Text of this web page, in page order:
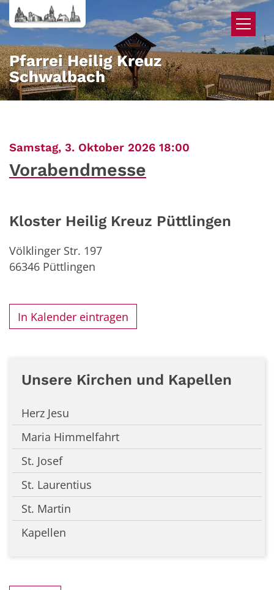
Zum Inhalt springen
Pfarrei Heilig Kreuz
Schwalbach
Samstag, 3. Oktober 2026 18:00
Vorabendmesse
Kloster Heilig Kreuz Püttlingen
Völklinger Str. 197
66346 Püttlingen
In Kalender eintragen
Unsere Kirchen und Kapellen
Herz Jesu
Maria Himmelfahrt
St. Josef
St. Laurentius
St. Martin
Kapellen